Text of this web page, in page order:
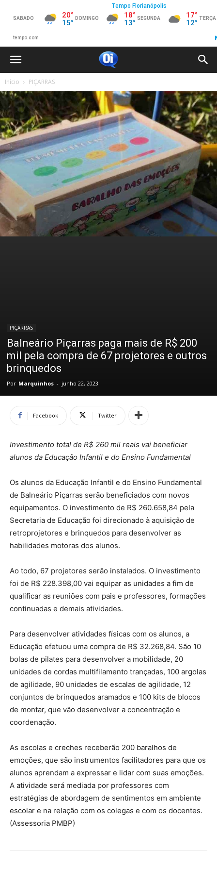
Início PIÇARRAS
PIÇARRAS
Balneário Piçarras paga mais de R$ 200
mil pela compra de 67 projetores e outros
brinquedos
Por Marquinhos - junho 22, 2023
Facebook Twitter
Investimento total de R$ 260 mil reais vai beneficiar
alunos da Educação Infantil e do Ensino Fundamental
Os alunos da Educação Infantil e do Ensino Fundamental
de Balneário Piçarras serão beneficiados com novos
equipamentos. O investimento de R$ 260.658,84 pela
Secretaria de Educação foi direcionado à aquisição de
retroprojetores e brinquedos para desenvolver as
habilidades motoras dos alunos.
Ao todo, 67 projetores serão instalados. O investimento
foi de R$ 228.398,00 vai equipar as unidades a fim de
qualificar as reuniões com pais e professores, formações
continuadas e demais atividades.
Para desenvolver atividades físicas com os alunos, a
Educação efetuou uma compra de R$ 32.268,84. São 10
bolas de pilates para desenvolver a mobilidade, 20
unidades de cordas multifilamento trançadas, 100 argolas
de agilidade, 90 unidades de escalas de agilidade, 12
conjuntos de brinquedos aramados e 100 kits de blocos
de montar, que vão desenvolver a concentração e
coordenação.
As escolas e creches receberão 200 baralhos de
emoções, que são instrumentos facilitadores para que os
alunos aprendam a expressar e lidar com suas emoções.
A atividade será mediada por professores com
estratégias de abordagem de sentimentos em ambiente
escolar e na relação com os colegas e com os docentes.
(Assessoria PMBP)